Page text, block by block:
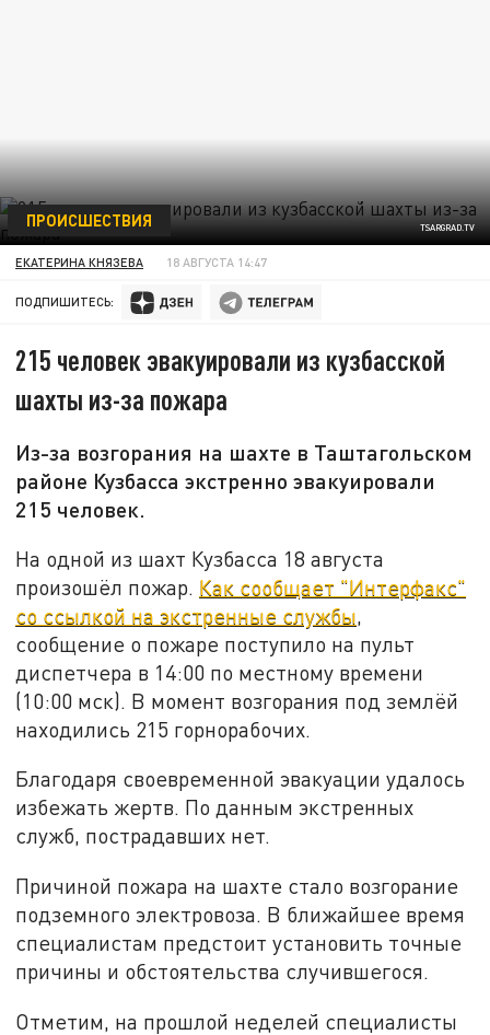
TSARGRAD.TV
ПРОИСШЕСТВИЯ
ЕКАТЕРИНА КНЯЗЕВА 18 АВГУСТА 14:47
ПОДПИШИТЕСЬ:
215 человек эвакуировали из кузбасской
шахты из-за пожара
Из-за возгорания на шахте в Таштагольском
районе Кузбасса экстренно эвакуировали
215 человек.
На одной из шахт Кузбасса 18 августа
произошёл пожар. Как сообщает "Интерфакс"
со ссылкой на экстренные службы,
сообщение о пожаре поступило на пульт
диспетчера в 14:00 по местному времени
(10:00 мск). В момент возгорания под землёй
находились 215 горнорабочих.
Благодаря своевременной эвакуации удалось
избежать жертв. По данным экстренных
служб, пострадавших нет.
Причиной пожара на шахте стало возгорание
подземного электровоза. В ближайшее время
специалистам предстоит установить точные
причины и обстоятельства случившегося.
Отметим, на прошлой неделей специалисты